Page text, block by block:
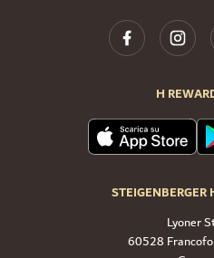
H
Lyoner
60528